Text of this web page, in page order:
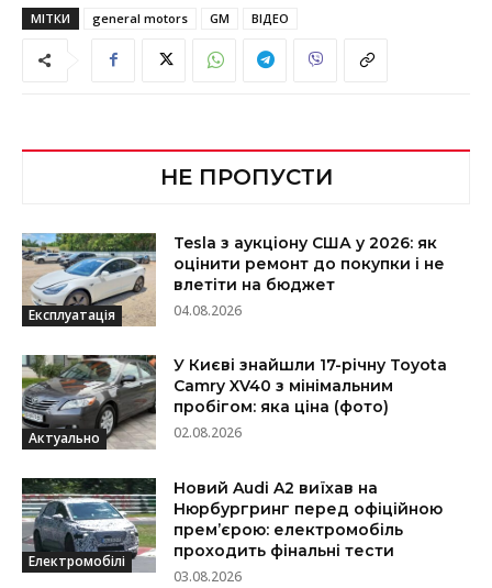
МІТКИ general motors GM ВІДЕО
НЕ ПРОПУСТИ
Експлуатація
Tesla з аукціону США у 2026: як
оцінити ремонт до покупки і не
влетіти на бюджет
04.08.2026
Актуально
У Києві знайшли 17-річну Toyota
Camry XV40 з мінімальним
пробігом: яка ціна (фото)
02.08.2026
Електромобілі
Новий Audi A2 виїхав на
Нюрбургринг перед офіційною
прем’єрою: електромобіль
проходить фінальні тести
03.08.2026